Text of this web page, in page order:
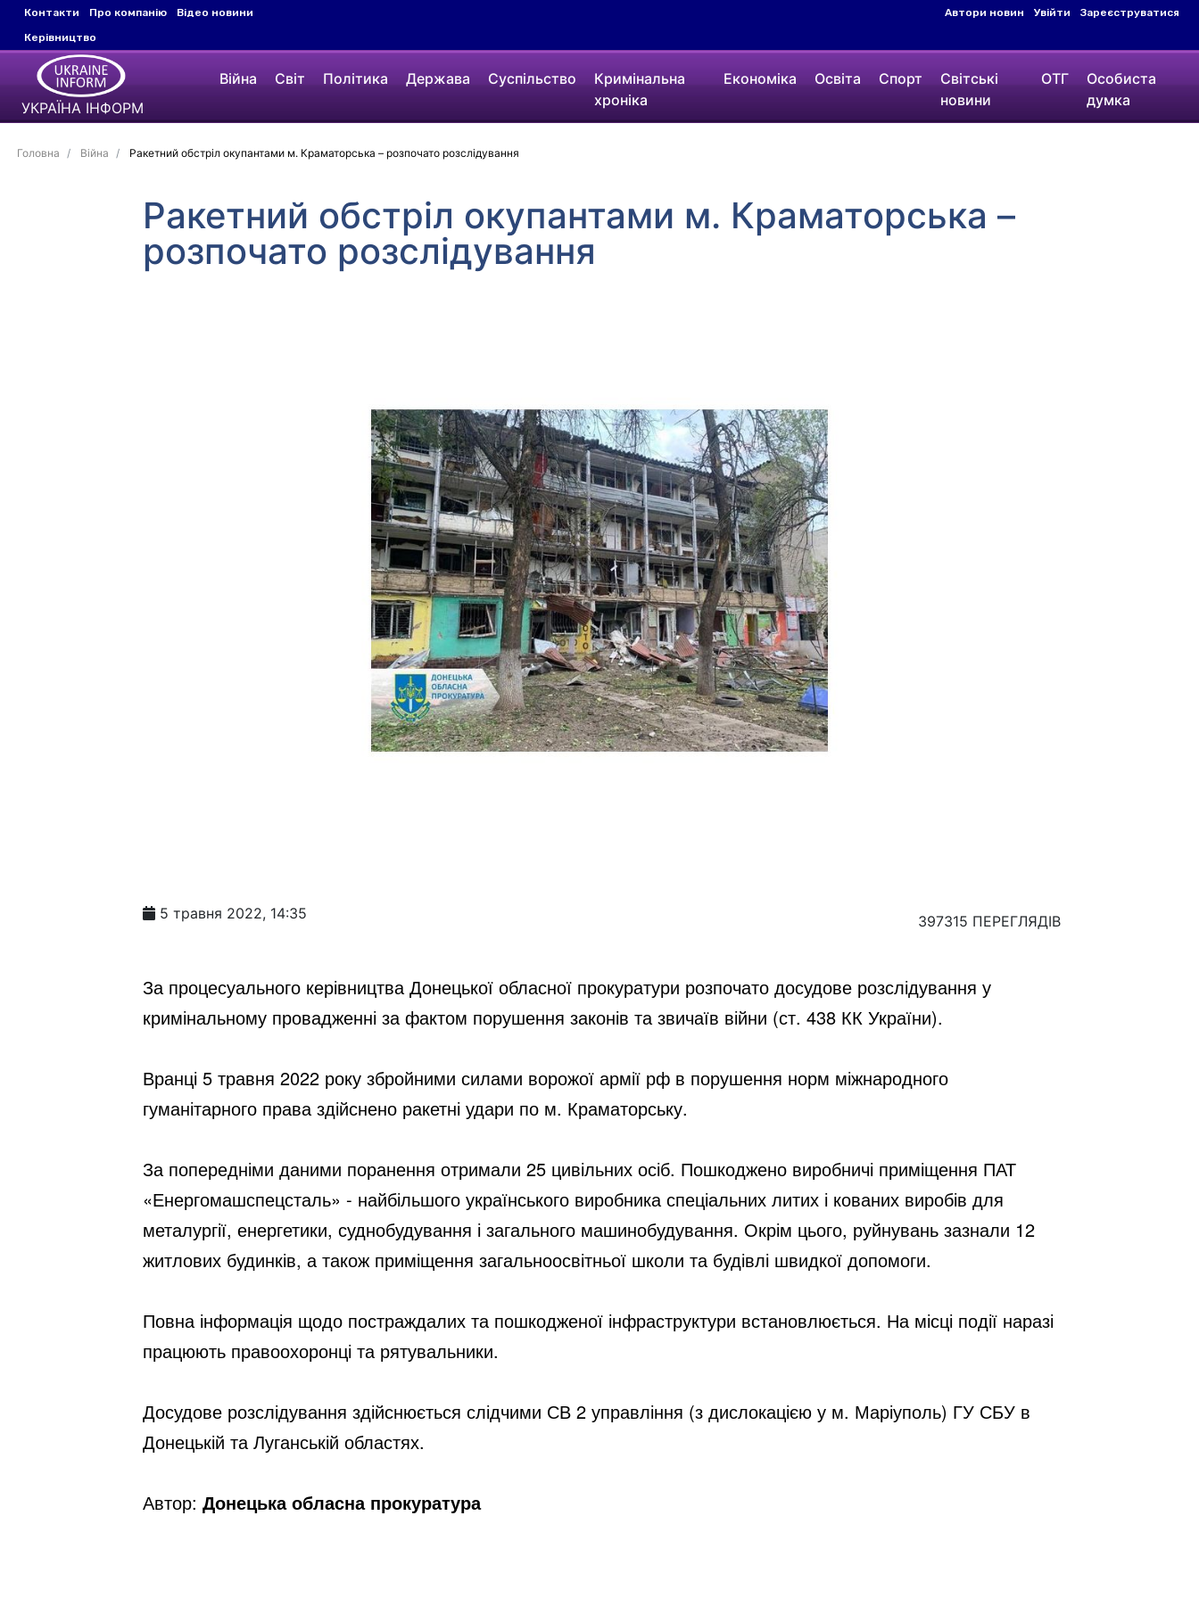
Контакти Про компанію
Відео новини
Керівництво
Автори новин Увійти Зареєструватися
УКРАЇНА ІНФОРМ
Війна Світ Політика Держава Суспільство
Кримінальна
хроніка
Економіка Освіта Спорт
Світські
новини
ОТГ
Особиста
думка
Головна Війна Ракетний обстріл окупантами м. Краматорська – розпочато розслідування
Ракетний обстріл окупантами м. Краматорська –
розпочато розслідування
5 травня 2022, 14:35 397315 ПЕРЕГЛЯДІВ
За процесуального керівництва Донецької обласної прокуратури розпочато досудове розслідування у
кримінальному провадженні за фактом порушення законів та звичаїв війни (ст. 438 КК України).
Вранці 5 травня 2022 року збройними силами ворожої армії рф в порушення норм міжнародного
гуманітарного права здійснено ракетні удари по м. Краматорську.
За попередніми даними поранення отримали 25 цивільних осіб. Пошкоджено виробничі приміщення ПАТ
«Енергомашспецсталь» - найбільшого українського виробника спеціальних литих і кованих виробів для
металургії, енергетики, суднобудування і загального машинобудування. Окрім цього, руйнувань зазнали 12
житлових будинків, а також приміщення загальноосвітньої школи та будівлі швидкої допомоги.
Повна інформація щодо постраждалих та пошкодженої інфраструктури встановлюється. На місці події наразі
працюють правоохоронці та рятувальники.
Досудове розслідування здійснюється слідчими СВ 2 управління (з дислокацією у м. Маріуполь) ГУ СБУ в
Донецькій та Луганській областях.
Автор: Донецька обласна прокуратура